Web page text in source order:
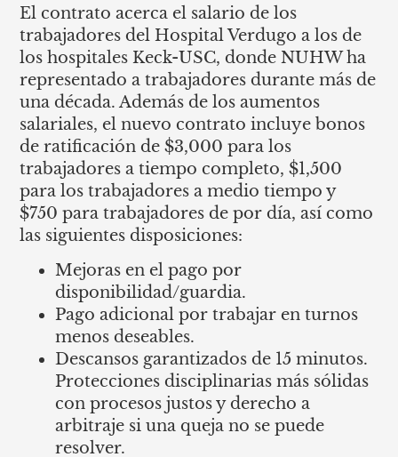
El contrato acerca el salario de los
trabajadores del Hospital Verdugo a los de
los hospitales Keck-USC, donde NUHW ha
representado a trabajadores durante más de
una década. Además de los aumentos
salariales, el nuevo contrato incluye bonos
de ratificación de $3,000 para los
trabajadores a tiempo completo, $1,500
para los trabajadores a medio tiempo y
$750 para trabajadores de por día, así como
las siguientes disposiciones:
Mejoras en el pago por
disponibilidad/guardia.
Pago adicional por trabajar en turnos
menos deseables.
Descansos garantizados de 15 minutos.
Protecciones disciplinarias más sólidas
con procesos justos y derecho a
arbitraje si una queja no se puede
resolver.